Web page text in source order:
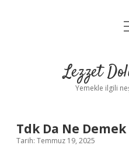
Lezzet
Yemekle ilgili
Tdk Da Ne Demek
Tarih: Temmuz 19, 2025